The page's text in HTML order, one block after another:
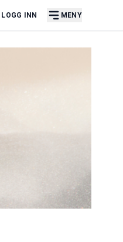
LOGG INN MENY